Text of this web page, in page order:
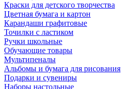
Краски для детского творчества
Цветная бумага и картон
Карандаши графитовые
Точилки с ластиком
Ручки школьные
Обучающие товары
Мультипеналы
Альбомы и бумага для рисования
Подарки и сувениры
Наборы настольные